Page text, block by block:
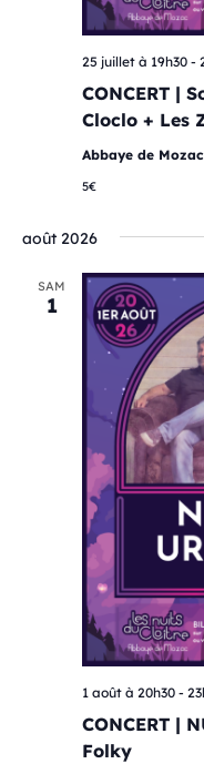
CONCERT |
Cloclo + Les
25 juillet à 19h30-
Abbaye de Mozac
5€
août 2026
SAM
1
CONCERT |
Folky
1 août à 20h30-